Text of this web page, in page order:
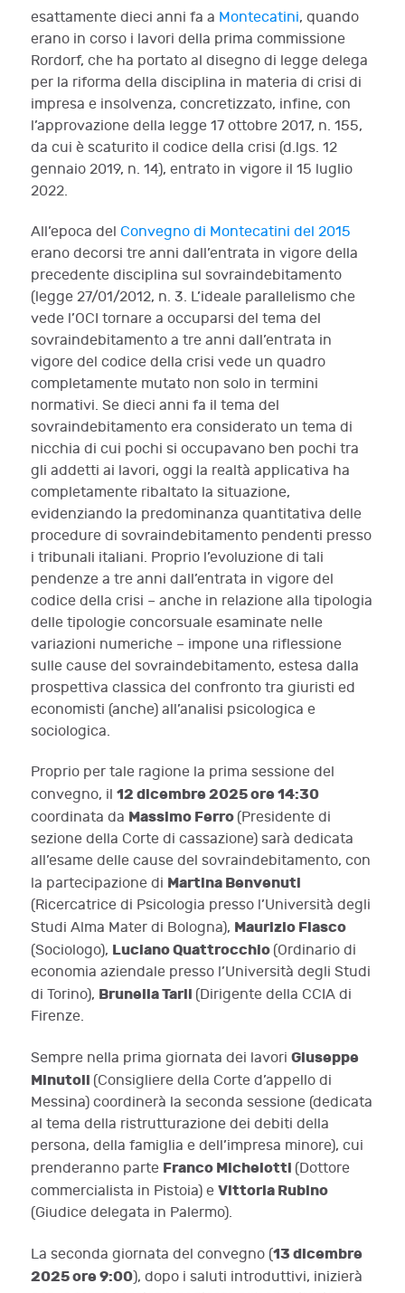
esattamente dieci anni fa a Montecatini, quando
erano in corso i lavori della prima commissione
Rordorf, che ha portato al disegno di legge delega
per la riforma della disciplina in materia di crisi di
impresa e insolvenza, concretizzato, infine, con
l’approvazione della legge 17 ottobre 2017, n. 155,
da cui è scaturito il codice della crisi (d.lgs. 12
gennaio 2019, n. 14), entrato in vigore il 15 luglio
2022.
All’epoca del Convegno di Montecatini del 2015
erano decorsi tre anni dall’entrata in vigore della
precedente disciplina sul sovraindebitamento
(legge 27/01/2012, n. 3. L’ideale parallelismo che
vede l’OCI tornare a occuparsi del tema del
sovraindebitamento a tre anni dall’entrata in
vigore del codice della crisi vede un quadro
completamente mutato non solo in termini
normativi. Se dieci anni fa il tema del
sovraindebitamento era considerato un tema di
nicchia di cui pochi si occupavano ben pochi tra
gli addetti ai lavori, oggi la realtà applicativa ha
completamente ribaltato la situazione,
evidenziando la predominanza quantitativa delle
procedure di sovraindebitamento pendenti presso
i tribunali italiani. Proprio l’evoluzione di tali
pendenze a tre anni dall’entrata in vigore del
codice della crisi – anche in relazione alla tipologia
delle tipologie concorsuale esaminate nelle
variazioni numeriche – impone una riflessione
sulle cause del sovraindebitamento, estesa dalla
prospettiva classica del confronto tra giuristi ed
economisti (anche) all’analisi psicologica e
sociologica.
Proprio per tale ragione la prima sessione del
convegno, il 12 dicembre 2025 ore 14:30
coordinata da Massimo Ferro (Presidente di
sezione della Corte di cassazione) sarà dedicata
all’esame delle cause del sovraindebitamento, con
la partecipazione di Martina Benvenuti
(Ricercatrice di Psicologia presso l’Università degli
Studi Alma Mater di Bologna), Maurizio Fiasco
(Sociologo), Luciano Quattrocchio (Ordinario di
economia aziendale presso l’Università degli Studi
di Torino), Brunella Tarli (Dirigente della CCIA di
Firenze.
Sempre nella prima giornata dei lavori Giuseppe
Minutoli (Consigliere della Corte d’appello di
Messina) coordinerà la seconda sessione (dedicata
al tema della ristrutturazione dei debiti della
persona, della famiglia e dell’impresa minore), cui
prenderanno parte Franco Michelotti (Dottore
commercialista in Pistoia) e Vittoria Rubino
(Giudice delegata in Palermo).
La seconda giornata del convegno (13 dicembre
2025 ore 9:00), dopo i saluti introduttivi, inizierà